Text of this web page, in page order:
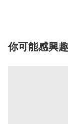
你可能感興